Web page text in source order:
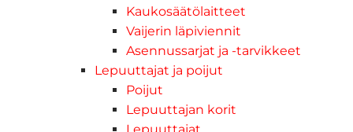
Kaukosäätölaitteet
Vaijerin läpiviennit
Asennussarjat ja -tarvikkeet
Lepuuttajat ja poijut
Poijut
Lepuuttajan korit